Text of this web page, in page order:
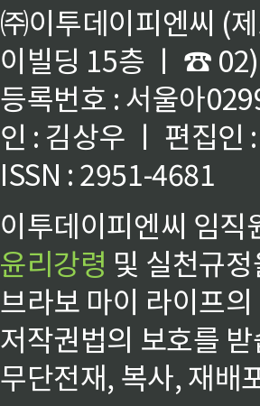
㈜이투데이피엔씨 (
이빌딩 15층 ㅣ ☎
등록번호 : 서울아
인 : 김상우 ㅣ 편집인
ISSN : 2951-4681
이투데이피엔씨 임
윤리강령 및 실천규
브라보 마이 라이프
저작권법의 보호를
무단전재, 복사, 재배